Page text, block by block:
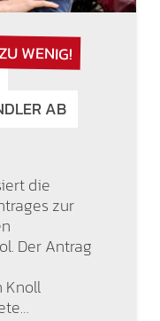
WENIG!
AB
die
zur
Der Antrag
Knoll